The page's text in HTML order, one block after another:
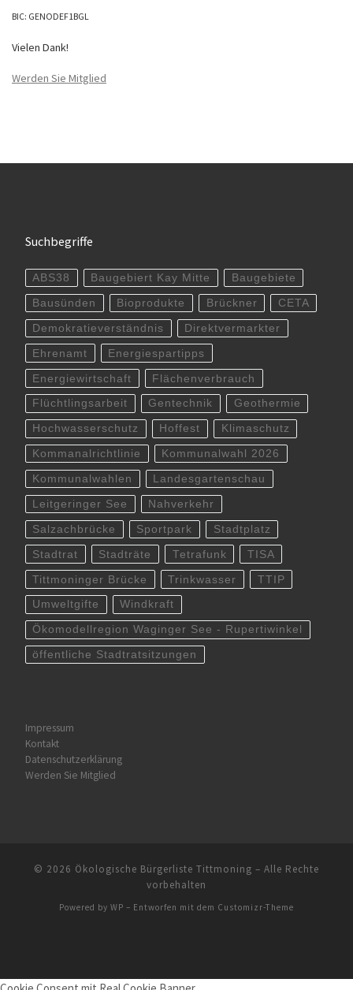
BIC: GENODEF1BGL
Vielen Dank!
Werden Sie Mitglied
Suchbegriffe
ABS38 Baugebiert Kay Mitte Baugebiete
Bausünden Bioprodukte Brückner CETA
Demokratieverständnis Direktvermarkter
Ehrenamt Energiespartipps
Energiewirtschaft Flächenverbrauch
Flüchtlingsarbeit Gentechnik Geothermie
Hochwasserschutz Hoffest Klimaschutz
Kommanalrichtlinie Kommunalwahl 2026
Kommunalwahlen Landesgartenschau
Leitgeringer See Nahverkehr
Salzachbrücke Sportpark Stadtplatz
Stadtrat Stadträte Tetrafunk TISA
Tittmoninger Brücke Trinkwasser TTIP
Umweltgifte Windkraft
Ökomodellregion Waginger See - Rupertiwinkel
öffentliche Stadtratsitzungen
Impressum
Kontakt
Datenschutzerklärung
Werden Sie Mitglied
© 2026 Ökologische Bürgerliste Tittmoning – Alle Rechte
vorbehalten
Powered by WP – Entworfen mit dem Customizr-Theme